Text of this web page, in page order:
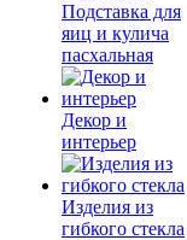
Подставка для
яиц и кулича
пасхальная
Декор и
интерьер
Изделия из
гибкого стекла